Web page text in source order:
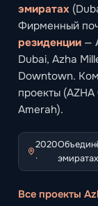
эмиратах
Фирменный
резиденции —
Dubai, Azha
Downtown.
проекты
Amerah).
2020
·
Все проекты